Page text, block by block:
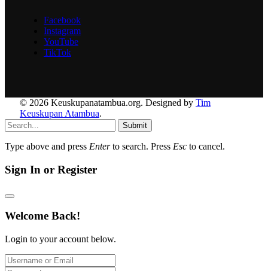
Facebook
Instagram
YouTube
TikTok
© 2026 Keuskupanatambua.org. Designed by Tim
Keuskupan Atambua.
Submit
Type above and press Enterto search. Press Esc to cancel.
Sign In or Register
Welcome Back!
Login to your account below.